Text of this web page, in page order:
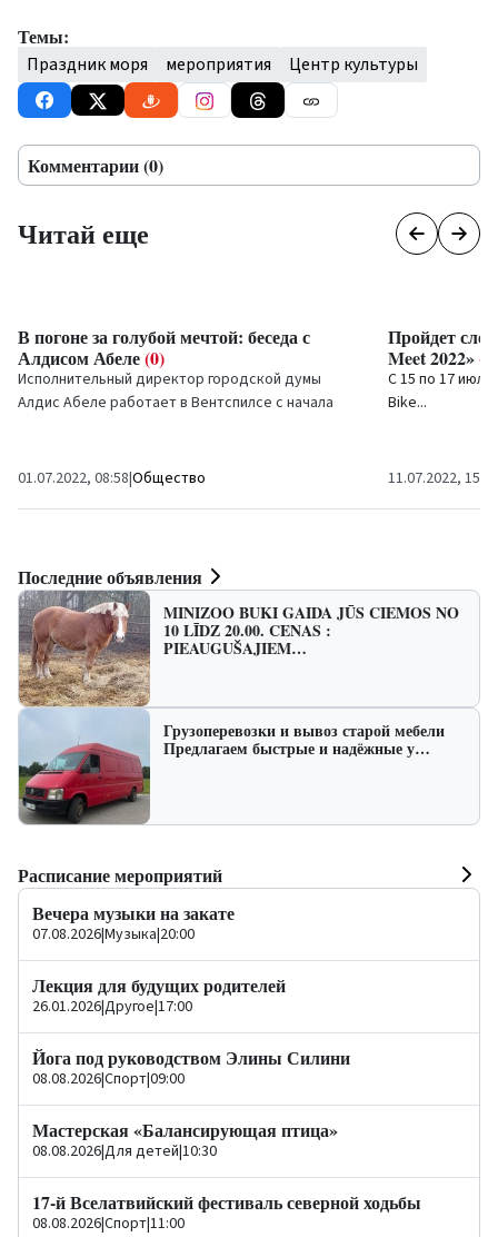
Темы:
Праздник моря мероприятия Центр культуры
Комментарии (0)
Читай еще
В погоне за голубой мечтой: беседа с
Алдисом Абеле(0)
Исполнительный директор городской думы
Алдис Абеле работает в Вентспилсе с начала
01.07.2022, 08:58|Общество
Пройдет
Meet 2022»(0)
С 15 по 17
Bike...
11.07.2022, 15:35
Последние объявления
MINIZOO BUKI GAIDA JŪS CIEMOS NO
10 LĪDZ 20.00. CENAS :
PIEAUGUŠAJIEM…
Грузоперевозки и вывоз старой мебели
Предлагаем быстрые и надёжные у…
Расписание мероприятий
Вечера музыки на закате
07.08.2026|Музыка|20:00
Лекция для будущих родителей
26.01.2026|Другое|17:00
Йога под руководством Элины Силини
08.08.2026|Спорт|09:00
Мастерская «Балансирующая птица»
08.08.2026|Для детей|10:30
17-й Вселатвийский фестиваль северной ходьбы
08.08.2026|Спорт|11:00